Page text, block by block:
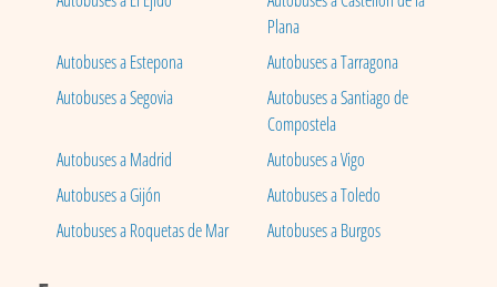
Plana
Autobuses a Estepona
Autobuses a Tarragona
Autobuses a Segovia
Autobuses a Santiago de
Compostela
Autobuses a Madrid
Autobuses a Vigo
Autobuses a Gijón
Autobuses a Toledo
Autobuses a Roquetas de Mar
Autobuses a Burgos